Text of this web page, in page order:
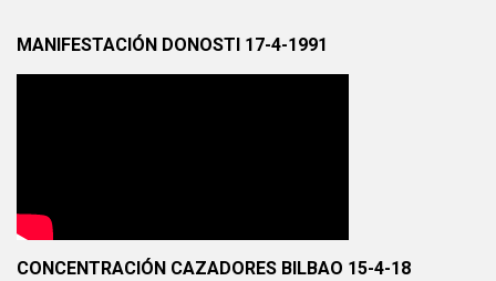
MANIFESTACIÓN DONOSTI 17-4-1991
CONCENTRACIÓN CAZADORES BILBAO 15-4-18